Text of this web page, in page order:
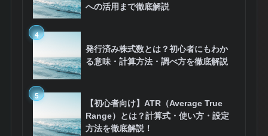
への活用まで徹底解説
4
発行済み株式数とは？初心者にもわか
る意味・計算方法・調べ方を徹底解説
5
【初心者向け】ATR（Average True
Range）とは？計算式・使い方・設定
方法を徹底解説！